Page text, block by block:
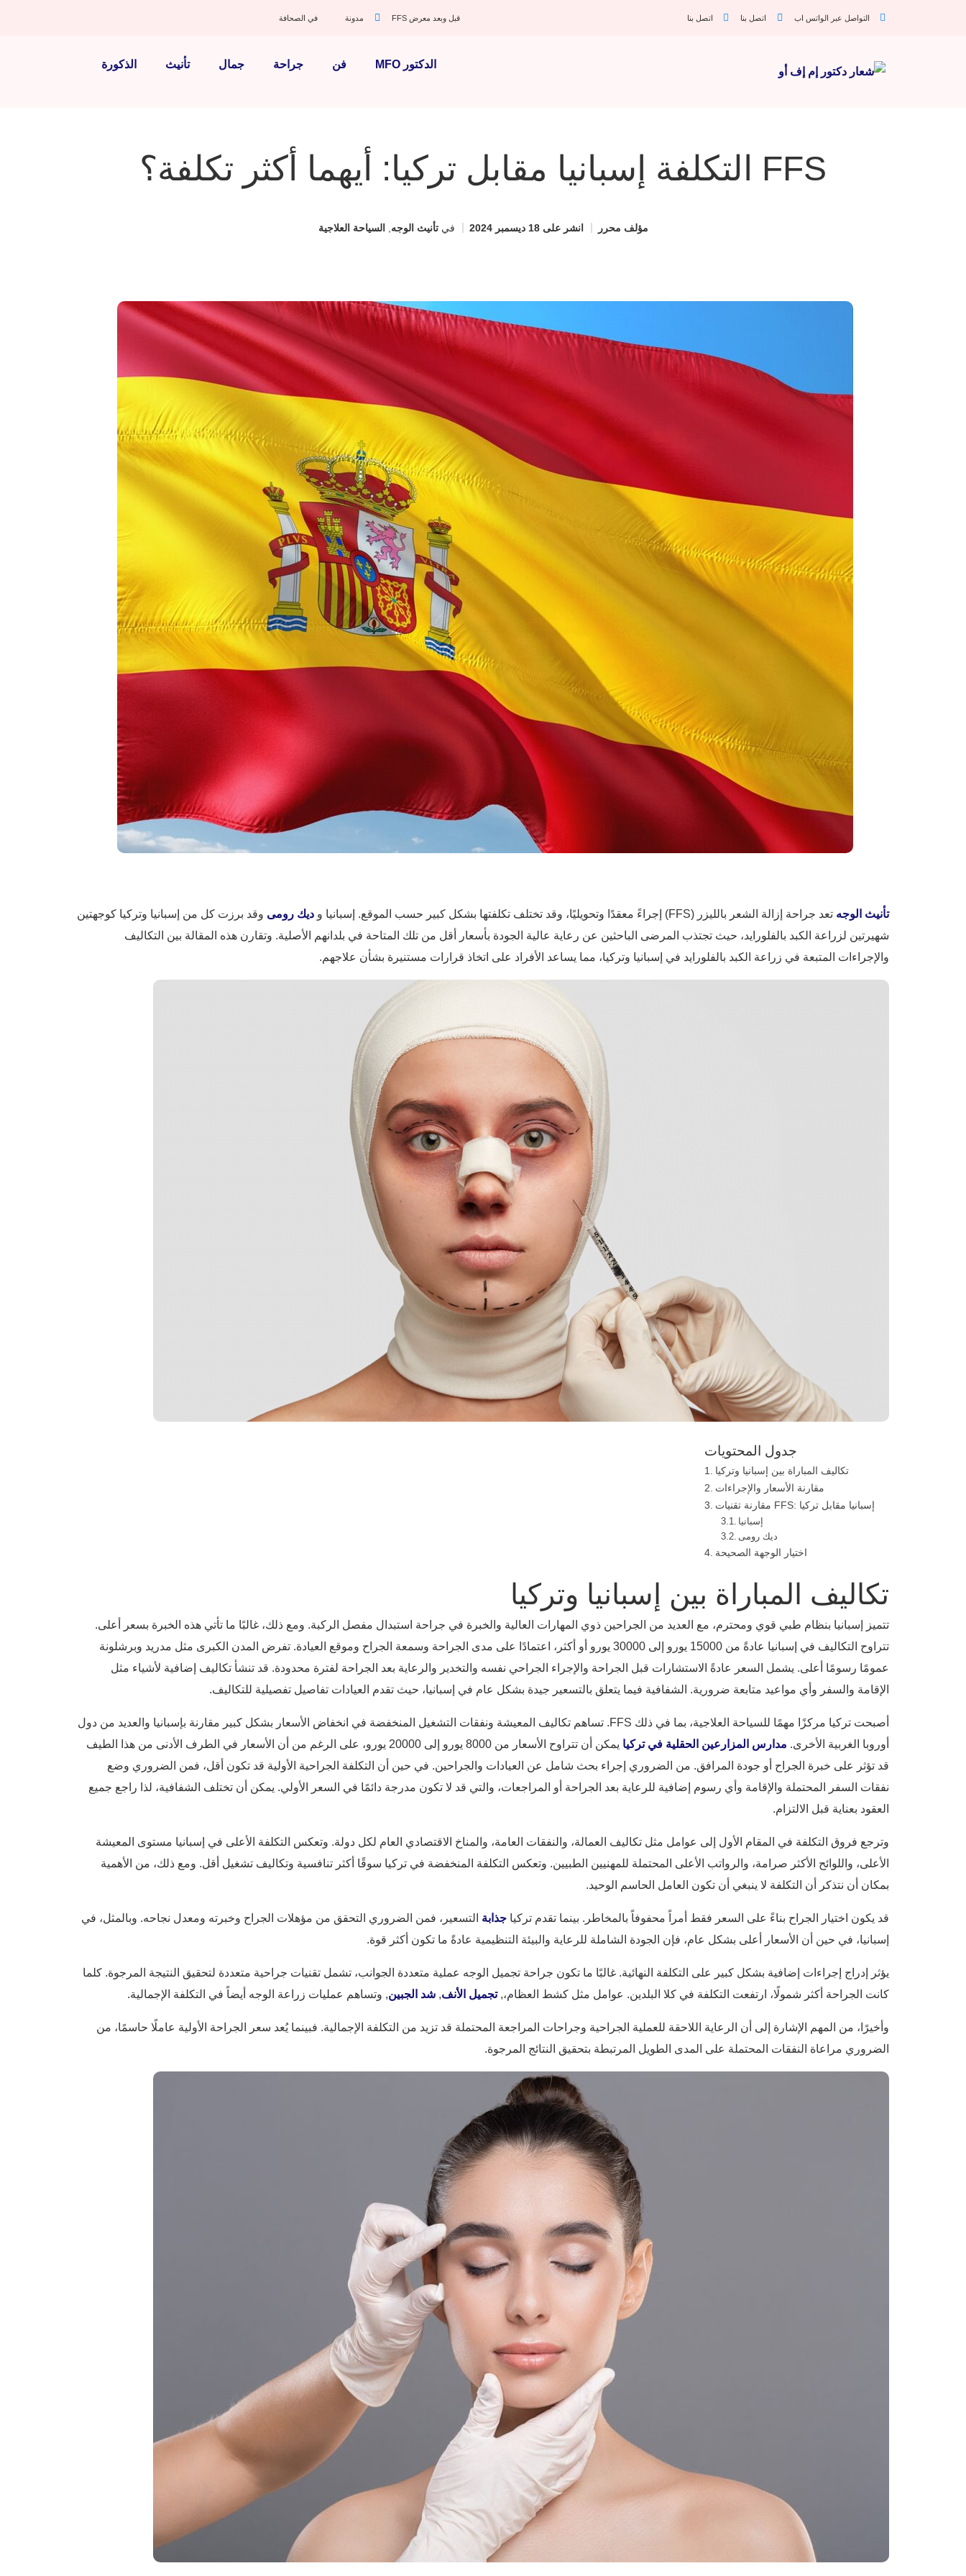
التواصل عبر الواتس اب اتصل بنا اتصل بنا قبل وبعد معرض FFS مدونة في الصحافة
الدكتور MFO فن جراحة جمال تأنيث الذكورة
FFS التكلفة إسبانيا مقابل تركيا: أيهما أكثر تكلفة؟
مؤلف محرر انشر على 18 ديسمبر 2024 في تأنيث الوجه السياحة العلاجية
تأنيث الوجه تعد جراحة إزالة الشعر بالليزر (FFS) إجراءً معقدًا وتحويليًا، وقد تختلف تكلفتها بشكل كبير حسب الموقع. إسبانيا و ديك رومى وقد برزت كل من إسبانيا وتركيا كوجهتين
شهيرتين لزراعة الكبد بالفلورايد، حيث تجتذب المرضى الباحثين عن رعاية عالية الجودة بأسعار أقل من تلك المتاحة في بلدانهم الأصلية. وتقارن هذه المقالة بين التكاليف
والإجراءات المتبعة في زراعة الكبد بالفلورايد في إسبانيا وتركيا، مما يساعد الأفراد على اتخاذ قرارات مستنيرة بشأن علاجهم.
جدول المحتويات
تكاليف المباراة بين إسبانيا وتركيا
مقارنة الأسعار والإجراءات
مقارنة تقنيات FFS: إسبانيا مقابل تركيا
إسبانيا
ديك رومى
اختيار الوجهة الصحيحة
تكاليف المباراة بين إسبانيا وتركيا
تتميز إسبانيا بنظام طبي قوي ومحترم، مع العديد من الجراحين ذوي المهارات العالية والخبرة في جراحة استبدال مفصل الركبة. ومع ذلك، غالبًا ما تأتي هذه الخبرة بسعر أعلى.
تتراوح التكاليف في إسبانيا عادةً من 15000 يورو إلى 30000 يورو أو أكثر، اعتمادًا على مدى الجراحة وسمعة الجراح وموقع العيادة. تفرض المدن الكبرى مثل مدريد وبرشلونة
عمومًا رسومًا أعلى. يشمل السعر عادةً الاستشارات قبل الجراحة والإجراء الجراحي نفسه والتخدير والرعاية بعد الجراحة لفترة محدودة. قد تنشأ تكاليف إضافية لأشياء مثل
الإقامة والسفر وأي مواعيد متابعة ضرورية. الشفافية فيما يتعلق بالتسعير جيدة بشكل عام في إسبانيا، حيث تقدم العيادات تفاصيل تفصيلية للتكاليف.
أصبحت تركيا مركزًا مهمًا للسياحة العلاجية، بما في ذلك FFS. تساهم تكاليف المعيشة ونفقات التشغيل المنخفضة في انخفاض الأسعار بشكل كبير مقارنة بإسبانيا والعديد من دول
أوروبا الغربية الأخرى. مدارس المزارعين الحقلية في تركيا
يمكن أن تتراوح الأسعار من 8000 يورو إلى 20000 يورو، على الرغم من أن الأسعار في الطرف الأدنى من هذا الطيف
قد تؤثر على خبرة الجراح أو جودة المرافق. من الضروري إجراء بحث شامل عن العيادات والجراحين. في حين أن التكلفة الجراحية الأولية قد تكون أقل، فمن الضروري وضع
نفقات السفر المحتملة والإقامة وأي رسوم إضافية للرعاية بعد الجراحة أو المراجعات، والتي قد لا تكون مدرجة دائمًا في السعر الأولي. يمكن أن تختلف الشفافية، لذا راجع جميع
العقود بعناية قبل الالتزام.
وترجع فروق التكلفة في المقام الأول إلى عوامل مثل تكاليف العمالة، والنفقات العامة، والمناخ الاقتصادي العام لكل دولة. وتعكس التكلفة الأعلى في إسبانيا مستوى المعيشة
الأعلى، واللوائح الأكثر صرامة، والرواتب الأعلى المحتملة للمهنيين الطبيين. وتعكس التكلفة المنخفضة في تركيا سوقًا أكثر تنافسية وتكاليف تشغيل أقل. ومع ذلك، من الأهمية
بمكان أن نتذكر أن التكلفة لا ينبغي أن تكون العامل الحاسم الوحيد.
قد يكون اختيار الجراح بناءً على السعر فقط أمراً محفوفاً بالمخاطر. بينما تقدم تركيا جذابة التسعير، فمن الضروري التحقق من مؤهلات الجراح وخبرته ومعدل نجاحه. وبالمثل، في
إسبانيا، في حين أن الأسعار أعلى بشكل عام، فإن الجودة الشاملة للرعاية والبيئة التنظيمية عادةً ما تكون أكثر قوة.
يؤثر إدراج إجراءات إضافية بشكل كبير على التكلفة النهائية. غالبًا ما تكون جراحة تجميل الوجه عملية متعددة الجوانب، تشمل تقنيات جراحية متعددة لتحقيق النتيجة المرجوة. كلما
كانت الجراحة أكثر شمولًا، ارتفعت التكلفة في كلا البلدين. عوامل مثل كشط العظام،,تجميل الأنف, شد الجبين, وتساهم عمليات زراعة الوجه أيضاً في التكلفة الإجمالية.
وأخيرًا، من المهم الإشارة إلى أن الرعاية اللاحقة للعملية الجراحية وجراحات المراجعة المحتملة قد تزيد من التكلفة الإجمالية. فبينما يُعد سعر الجراحة الأولية عاملًا حاسمًا، من
الضروري مراعاة النفقات المحتملة على المدى الطويل المرتبطة بتحقيق النتائج المرجوة.